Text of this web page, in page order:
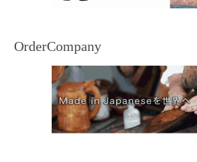
OrderCompany